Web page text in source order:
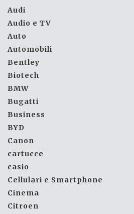
Audi
Audio e TV
Auto
Automobili
Bentley
Biotech
BMW
Bugatti
Business
BYD
Canon
cartucce
casio
Cellulari e Smartphone
Cinema
Citroen